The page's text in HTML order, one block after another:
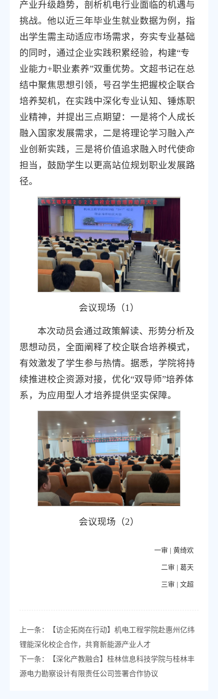
产业升级趋势，剖析机电行业面临的机遇与
挑战。他以近三年毕业生就业数据为例，指
出学生需主动适应市场需求，夯实专业基础
的同时，通过企业实践积累经验，构建“专
业能力+职业素养”双重优势。文超书记在总
结中聚焦思想引领，号召学生把握校企联合
培养契机，在实践中深化专业认知、锤炼职
业精神，并提出三点期望：一是将个人成长
融入国家发展需求，二是将理论学习融入产
业创新实践，三是将价值追求融入时代使命
担当，鼓励学生以更高站位规划职业发展路
径。
会议现场（1）
本次动员会通过政策解读、形势分析及
思想动员，全面阐释了校企联合培养模式，
有效激发了学生参与热情。据悉，学院将持
续推进校企资源对接，优化“双导师”培养体
系，为应用型人才培养提供坚实保障。
会议现场（2）
一审 | 黄绮欢
二审 | 葛天
三审 | 文超
上一条：
【访企拓岗在行动】机电工程学院赴惠州亿纬
锂能深化校企合作，共育新能源产业人才
下一条：
【深化产教融合】桂林信息科技学院与桂林丰
源电力勘察设计有限责任公司签署合作协议